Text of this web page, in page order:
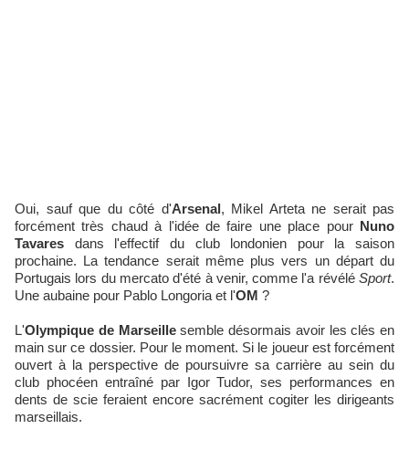
Oui, sauf que du côté d'Arsenal, Mikel Arteta ne serait pas
forcément très chaud à l'idée de faire une place pour Nuno
Tavares dans l'effectif du club londonien pour la saison
prochaine. La tendance serait même plus vers un départ du
Portugais lors du mercato d'été à venir, comme l'a révélé Sport.
Une aubaine pour Pablo Longoria et l'OM ?
L'Olympique de Marseillesemble désormais avoir les clés en
main sur ce dossier. Pour le moment. Si le joueur est forcément
ouvert à la perspective de poursuivre sa carrière au sein du
club phocéen entraîné par Igor Tudor, ses performances en
dents de scie feraient encore sacrément cogiter les dirigeants
marseillais.